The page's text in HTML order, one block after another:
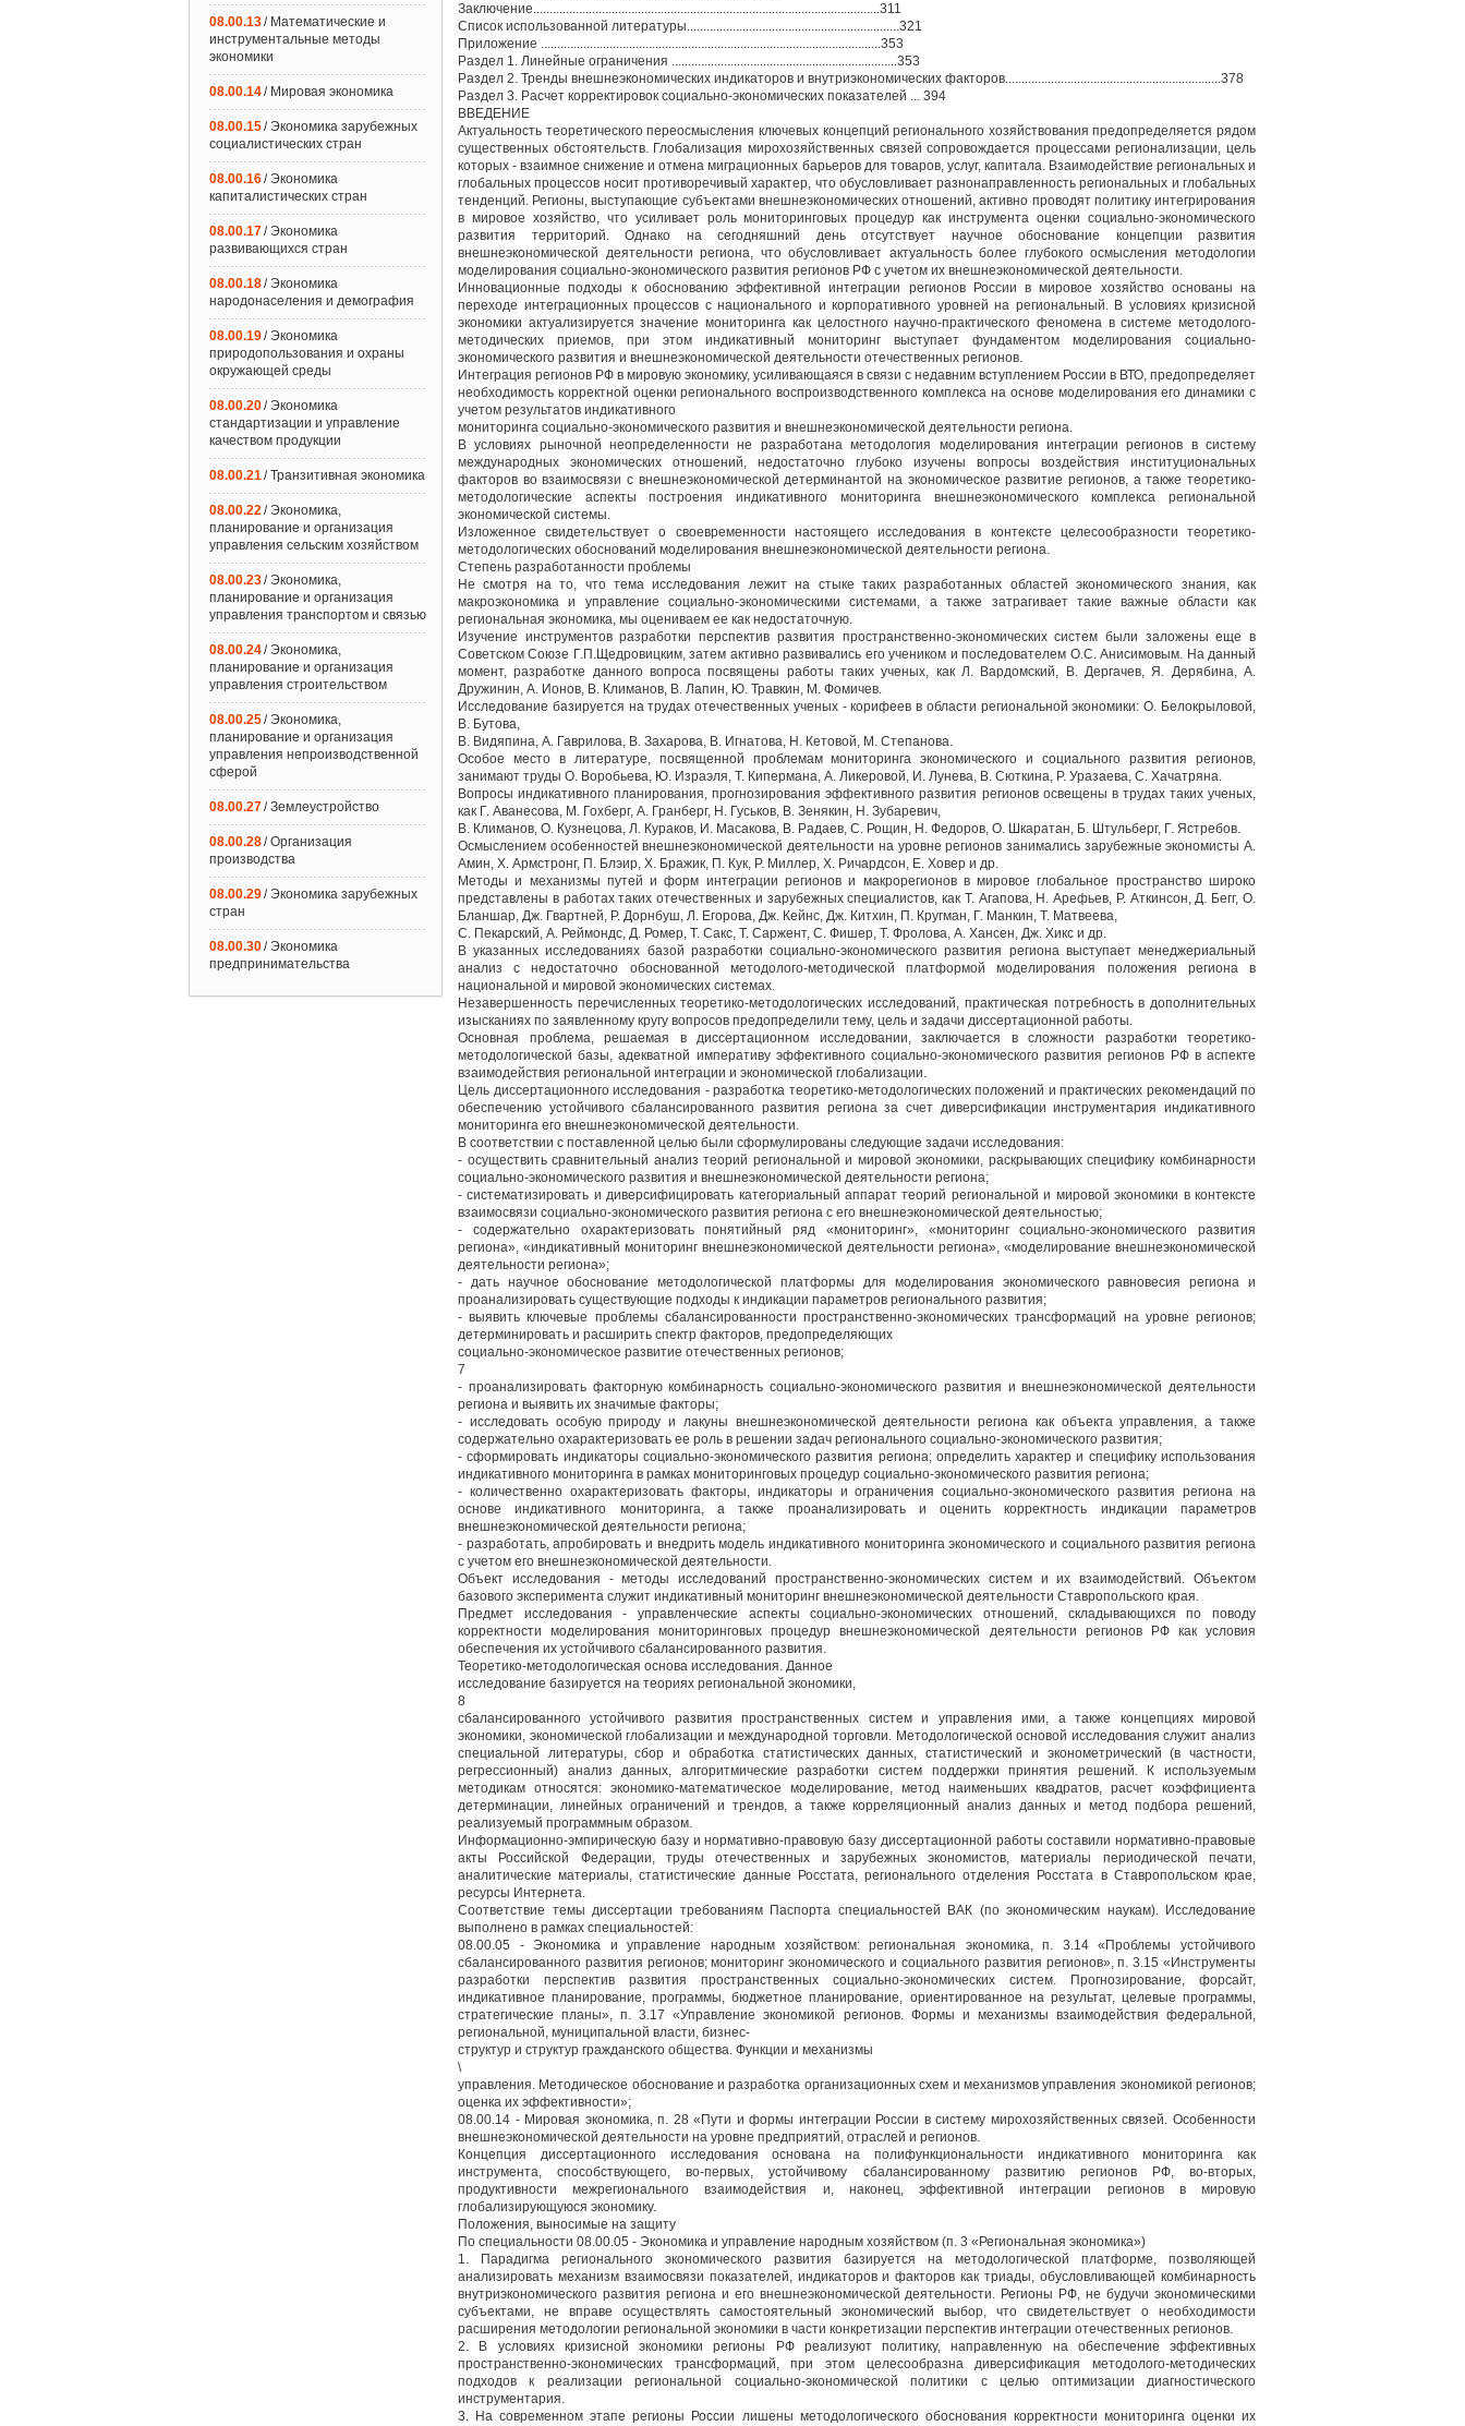
Заключение..........................................................................................................311
Список использованной литературы.................................................................321
Приложение ........................................................................................................353
Раздел 1. Линейные ограничения .....................................................................353
Раздел 2. Тренды внешнеэкономических индикаторов и внутриэкономических факторов..................................................................378
Раздел 3. Расчет корректировок социально-экономических показателей ... 394
ВВЕДЕНИЕ
Актуальность теоретического переосмысления ключевых концепций регионального хозяйствования предопределяется рядом
существенных обстоятельств. Глобализация мирохозяйственных связей сопровождается процессами регионализации, цель
которых - взаимное снижение и отмена миграционных барьеров для товаров, услуг, капитала. Взаимодействие региональных и
глобальных процессов носит противоречивый характер, что обусловливает разнонаправленность региональных и глобальных
тенденций. Регионы, выступающие субъектами внешнеэкономических отношений, активно проводят политику интегрирования
в мировое хозяйство, что усиливает роль мониторинговых процедур как инструмента оценки социально-экономического
развития территорий. Однако на сегодняшний день отсутствует научное обоснование концепции развития
внешнеэкономической деятельности региона, что обусловливает актуальность более глубокого осмысления методологии
моделирования социально-экономического развития регионов РФ с учетом их внешнеэкономической деятельности.
Инновационные подходы к обоснованию эффективной интеграции регионов России в мировое хозяйство основаны на
переходе интеграционных процессов с национального и корпоративного уровней на региональный. В условиях кризисной
экономики актуализируется значение мониторинга как целостного научно-практического феномена в системе методолого-
методических приемов, при этом индикативный мониторинг выступает фундаментом моделирования социально-
экономического развития и внешнеэкономической деятельности отечественных регионов.
Интеграция регионов РФ в мировую экономику, усиливающаяся в связи с недавним вступлением России в ВТО, предопределяет
необходимость корректной оценки регионального воспроизводственного комплекса на основе моделирования его динамики с
учетом результатов индикативного
мониторинга социально-экономического развития и внешнеэкономической деятельности региона.
В условиях рыночной неопределенности не разработана методология моделирования интеграции регионов в систему
международных экономических отношений, недостаточно глубоко изучены вопросы воздействия институциональных
факторов во взаимосвязи с внешнеэкономической детерминантой на экономическое развитие регионов, а также теоретико-
методологические аспекты построения индикативного мониторинга внешнеэкономического комплекса региональной
экономической системы.
Изложенное свидетельствует о своевременности настоящего исследования в контексте целесообразности теоретико-
методологических обоснований моделирования внешнеэкономической деятельности региона.
Степень разработанности проблемы
Не смотря на то, что тема исследования лежит на стыке таких разработанных областей экономического знания, как
макроэкономика и управление социально-экономическими системами, а также затрагивает такие важные области как
региональная экономика, мы оцениваем ее как недостаточную.
Изучение инструментов разработки перспектив развития пространственно-экономических систем были заложены еще в
Советском Союзе Г.П.Щедровицким, затем активно развивались его учеником и последователем О.С. Анисимовым. На данный
момент, разработке данного вопроса посвящены работы таких ученых, как Л. Вардомский, В. Дергачев, Я. Дерябина, А.
Дружинин, А. Ионов, В. Климанов, В. Лапин, Ю. Травкин, М. Фомичев.
Исследование базируется на трудах отечественных ученых - корифеев в области региональной экономики: О. Белокрыловой,
В. Бутова,
В. Видяпина, А. Гаврилова, В. Захарова, В. Игнатова, Н. Кетовой, М. Степанова.
Особое место в литературе, посвященной проблемам мониторинга экономического и социального развития регионов,
занимают труды О. Воробьева, Ю. Израэля, Т. Кипермана, А. Ликеровой, И. Лунева, В. Сюткина, Р. Уразаева, С. Хачатряна.
Вопросы индикативного планирования, прогнозирования эффективного развития регионов освещены в трудах таких ученых,
как Г. Аванесова, М. Гохберг, А. Гранберг, Н. Гуськов, В. Зенякин, Н. Зубаревич,
B. Климанов, О. Кузнецова, Л. Кураков, И. Масакова, В. Радаев, С. Рощин, Н. Федоров, О. Шкаратан, Б. Штульберг, Г. Ястребов.
Осмыслением особенностей внешнеэкономической деятельности на уровне регионов занимались зарубежные экономисты А.
Амин, X. Армстронг, П. Блэир, X. Бражик, П. Кук, Р. Миллер, X. Ричардсон, Е. Ховер и др.
Методы и механизмы путей и форм интеграции регионов и макрорегионов в мировое глобальное пространство широко
представлены в работах таких отечественных и зарубежных специалистов, как Т. Агапова, Н. Арефьев, Р. Аткинсон, Д. Бегг, О.
Бланшар, Дж. Гвартней, Р. Дорнбуш, Л. Егорова, Дж. Кейнс, Дж. Китхин, П. Кругман, Г. Манкин, Т. Матвеева,
C. Пекарский, А. Реймондс, Д. Ромер, Т. Сакс, Т. Саржент, С. Фишер, Т. Фролова, А. Хансен, Дж. Хикс и др.
В указанных исследованиях базой разработки социально-экономического развития региона выступает менеджериальный
анализ с недостаточно обоснованной методолого-методической платформой моделирования положения региона в
национальной и мировой экономических системах.
Незавершенность перечисленных теоретико-методологических исследований, практическая потребность в дополнительных
изысканиях по заявленному кругу вопросов предопределили тему, цель и задачи диссертационной работы.
Основная проблема, решаемая в диссертационном исследовании, заключается в сложности разработки теоретико-
методологической базы, адекватной императиву эффективного социально-экономического развития регионов РФ в аспекте
взаимодействия региональной интеграции и экономической глобализации.
Цель диссертационного исследования - разработка теоретико-методологических положений и практических рекомендаций по
обеспечению устойчивого сбалансированного развития региона за счет диверсификации инструментария индикативного
мониторинга его внешнеэкономической деятельности.
В соответствии с поставленной целью были сформулированы следующие задачи исследования:
- осуществить сравнительный анализ теорий региональной и мировой экономики, раскрывающих специфику комбинарности
социально-экономического развития и внешнеэкономической деятельности региона;
- систематизировать и диверсифицировать категориальный аппарат теорий региональной и мировой экономики в контексте
взаимосвязи социально-экономического развития региона с его внешнеэкономической деятельностью;
- содержательно охарактеризовать понятийный ряд «мониторинг», «мониторинг социально-экономического развития
региона», «индикативный мониторинг внешнеэкономической деятельности региона», «моделирование внешнеэкономической
деятельности региона»;
- дать научное обоснование методологической платформы для моделирования экономического равновесия региона и
проанализировать существующие подходы к индикации параметров регионального развития;
- выявить ключевые проблемы сбалансированности пространственно-экономических трансформаций на уровне регионов;
детерминировать и расширить спектр факторов, предопределяющих
социально-экономическое развитие отечественных регионов;
7
- проанализировать факторную комбинарность социально-экономического развития и внешнеэкономической деятельности
региона и выявить их значимые факторы;
- исследовать особую природу и лакуны внешнеэкономической деятельности региона как объекта управления, а также
содержательно охарактеризовать ее роль в решении задач регионального социально-экономического развития;
- сформировать индикаторы социально-экономического развития региона; определить характер и специфику использования
индикативного мониторинга в рамках мониторинговых процедур социально-экономического развития региона;
- количественно охарактеризовать факторы, индикаторы и ограничения социально-экономического развития региона на
основе индикативного мониторинга, а также проанализировать и оценить корректность индикации параметров
внешнеэкономической деятельности региона;
- разработать, апробировать и внедрить модель индикативного мониторинга экономического и социального развития региона
с учетом его внешнеэкономической деятельности.
Объект исследования - методы исследований пространственно-экономических систем и их взаимодействий. Объектом
базового эксперимента служит индикативный мониторинг внешнеэкономической деятельности Ставропольского края.
Предмет исследования - управленческие аспекты социально-экономических отношений, складывающихся по поводу
корректности моделирования мониторинговых процедур внешнеэкономической деятельности регионов РФ как условия
обеспечения их устойчивого сбалансированного развития.
Теоретико-методологическая основа исследования. Данное
исследование базируется на теориях региональной экономики,
8
сбалансированного устойчивого развития пространственных систем и управления ими, а также концепциях мировой
экономики, экономической глобализации и международной торговли. Методологической основой исследования служит анализ
специальной литературы, сбор и обработка статистических данных, статистический и эконометрический (в частности,
регрессионный) анализ данных, алгоритмические разработки систем поддержки принятия решений. К используемым
методикам относятся: экономико-математическое моделирование, метод наименьших квадратов, расчет коэффициента
детерминации, линейных ограничений и трендов, а также корреляционный анализ данных и метод подбора решений,
реализуемый программным образом.
Информационно-эмпирическую базу и нормативно-правовую базу диссертационной работы составили нормативно-правовые
акты Российской Федерации, труды отечественных и зарубежных экономистов, материалы периодической печати,
аналитические материалы, статистические данные Росстата, регионального отделения Росстата в Ставропольском крае,
ресурсы Интернета.
Соответствие темы диссертации требованиям Паспорта специальностей ВАК (по экономическим наукам). Исследование
выполнено в рамках специальностей:
08.00.05 - Экономика и управление народным хозяйством: региональная экономика, п. 3.14 «Проблемы устойчивого
сбалансированного развития регионов; мониторинг экономического и социального развития регионов», п. 3.15 «Инструменты
разработки перспектив развития пространственных социально-экономических систем. Прогнозирование, форсайт,
индикативное планирование, программы, бюджетное планирование, ориентированное на результат, целевые программы,
стратегические планы», п. 3.17 «Управление экономикой регионов. Формы и механизмы взаимодействия федеральной,
региональной, муниципальной власти, бизнес-
структур и структур гражданского общества. Функции и механизмы
\
управления. Методическое обоснование и разработка организационных схем и механизмов управления экономикой регионов;
оценка их эффективности»;
08.00.14 - Мировая экономика, п. 28 «Пути и формы интеграции России в систему мирохозяйственных связей. Особенности
внешнеэкономической деятельности на уровне предприятий, отраслей и регионов.
Концепция диссертационного исследования основана на полифункциональности индикативного мониторинга как
инструмента, способствующего, во-первых, устойчивому сбалансированному развитию регионов РФ, во-вторых,
продуктивности межрегионального взаимодействия и, наконец, эффективной интеграции регионов в мировую
глобализирующуюся экономику.
Положения, выносимые на защиту
По специальности 08.00.05 - Экономика и управление народным хозяйством (п. 3 «Региональная экономика»)
1. Парадигма регионального экономического развития базируется на методологической платформе, позволяющей
анализировать механизм взаимосвязи показателей, индикаторов и факторов как триады, обусловливающей комбинарность
внутриэкономического развития региона и его внешнеэкономической деятельности. Регионы РФ, не будучи экономическими
субъектами, не вправе осуществлять самостоятельный экономический выбор, что свидетельствует о необходимости
расширения методологии региональной экономики в части конкретизации перспектив интеграции отечественных регионов.
2. В условиях кризисной экономики регионы РФ реализуют политику, направленную на обеспечение эффективных
пространственно-экономических трансформаций, при этом целесообразна диверсификация методолого-методических
подходов к реализации региональной социально-экономической политики с целью оптимизации диагностического
инструментария.
3. На современном этапе регионы России лишены методологического обоснования корректности мониторинга оценки их
08.00.13/ Математические и
инструментальные методы
экономики
08.00.14/ Мировая экономика
08.00.15/ Экономика зарубежных
социалистических стран
08.00.16/ Экономика
капиталистических стран
08.00.17/ Экономика
развивающихся стран
08.00.18/ Экономика
народонаселения и демография
08.00.19/ Экономика
природопользования и охраны
окружающей среды
08.00.20/ Экономика
стандартизации и управление
качеством продукции
08.00.21/ Транзитивная экономика
08.00.22/ Экономика,
планирование и организация
управления сельским хозяйством
08.00.23/ Экономика,
планирование и организация
управления транспортом и связью
08.00.24/ Экономика,
планирование и организация
управления строительством
08.00.25/ Экономика,
планирование и организация
управления непроизводственной
сферой
08.00.27/ Землеустройство
08.00.28/ Организация
производства
08.00.29/ Экономика зарубежных
стран
08.00.30/ Экономика
предпринимательства